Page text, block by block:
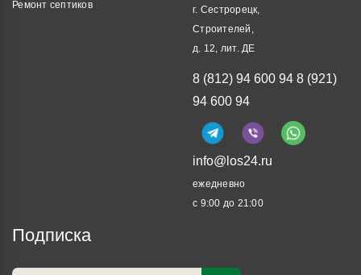
Ремонт септиков
г. Сестрорецк,
Строителей,
д. 12, лит. ДЕ
8 (812) 94 600 94 8 (921)
94 600 94
info@los24.ru
ежедневно
с 9:00 до 21:00
Подписка